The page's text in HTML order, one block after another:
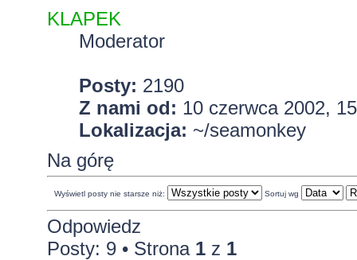
KLAPEK
Moderator
Posty: 2190
Z nami od: 10 czerwca 2002,
Lokalizacja: ~/seamonkey
Na górę
Wyświetl posty nie starsze niż: Sortuj wg
Odpowiedz
Posty: 9 • Strona 1z 1